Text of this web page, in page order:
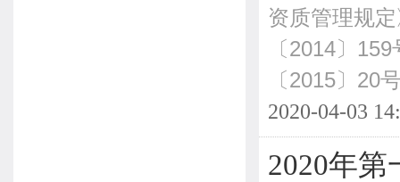
资质管理规
〔2014〕
〔2015〕20
2020-04-03
2020年